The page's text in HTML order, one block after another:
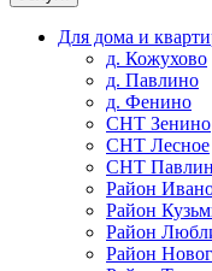
Для дома и
д. Кожухово
д. Павлино
д. Фенино
СНТ Зенино
СНТ Лесное
СНТ
Район
Район
Район
Район